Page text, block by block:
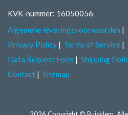
KVK-nummer: 16050056
Algemene leveringsvoorwaarden
Privacy Policy
Terms of Service
Data Request Form
Shipping
Contact
Sitemap